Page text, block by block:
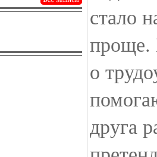
стало
проще.
о
друга